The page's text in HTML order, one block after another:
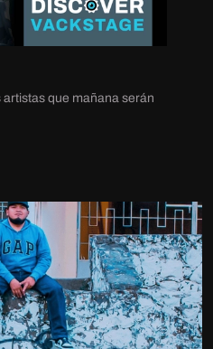
artistas que mañana serán